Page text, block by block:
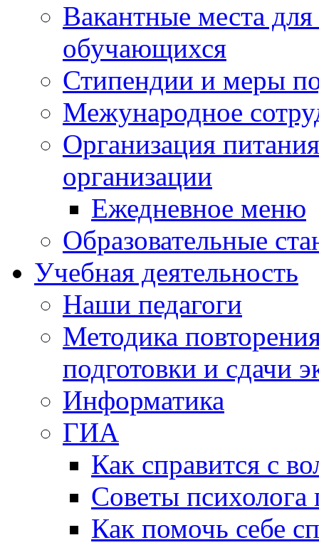
Вакантные места
обучающихся
Стипендии и меры
Межународное
Организация
организации
Ежедневное меню
Образовательные
Учебная деятельность
Наши педагоги
Методика
подготовки и сдачи
Информатика
ГИА
Как справится с
Советы
Как помочь себе